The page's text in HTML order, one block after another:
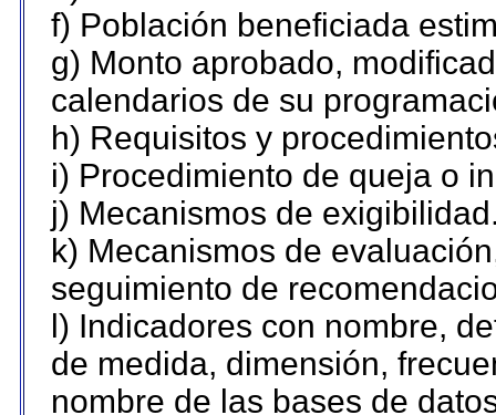
f) Población beneficiada
g) Monto aprobado,
calendarios de su
h) Requisitos y
i) Procedimiento de queja o
j) Mecanismos de
k) Mecanismos de
seguimiento de
l) Indicadores con nombre,
de medida, dimensión,
nombre de las bases de